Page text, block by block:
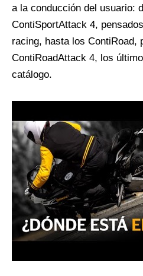
a la conducción del usuario:
ContiSportAttack 4,
racing, hasta los ContiRoad,
ContiRoadAttack 4, los
catálogo.